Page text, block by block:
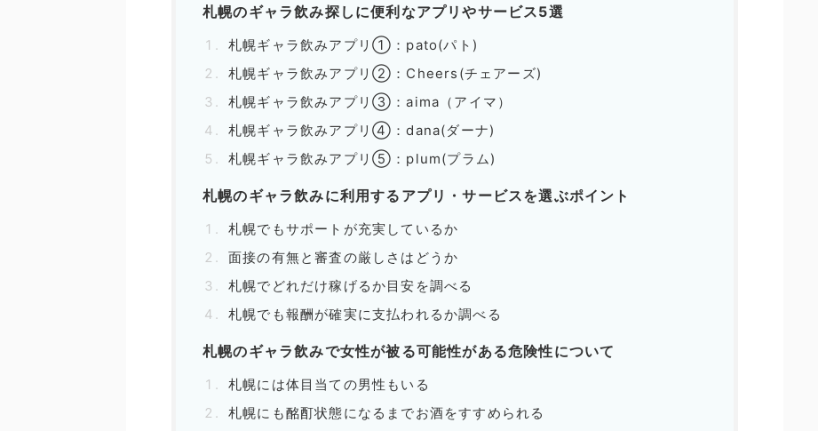
札幌のギャラ飲み探しに便利なアプリやサービス5選
札幌ギャラ飲みアプリ①：pato(パト)
札幌ギャラ飲みアプリ②：Cheers(チェアーズ)
札幌ギャラ飲みアプリ③：aima（アイマ）
札幌ギャラ飲みアプリ④：dana(ダーナ)
札幌ギャラ飲みアプリ⑤：plum(プラム)
札幌のギャラ飲みに利用するアプリ・サービスを選ぶポイント
札幌でもサポートが充実しているか
面接の有無と審査の厳しさはどうか
札幌でどれだけ稼げるか目安を調べる
札幌でも報酬が確実に支払われるか調べる
札幌のギャラ飲みで女性が被る可能性がある危険性について
札幌には体目当ての男性もいる
札幌にも酩酊状態になるまでお酒をすすめられる